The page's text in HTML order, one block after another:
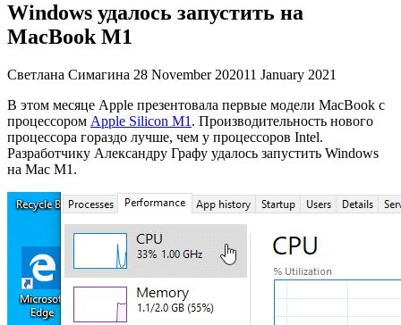
Windows удалось запустить на
MacBook M1
Светлана Симагина 28 November 202011 January 2021
В этом месяце Apple презентовала первые модели MacBook с
процессором Apple Silicon M1 . Производительность нового
процессора гораздо лучше, чем у процессоров Intel.
Разработчику Александру Графу удалось запустить Windows
на Mac M1.